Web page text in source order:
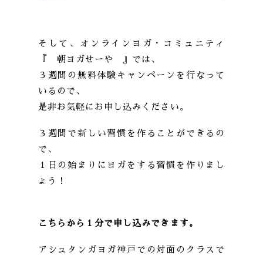
そして、オンラインヨガ・コミュニティ
『 朝ヨガせーや 』では、
３週間の無料体験キャンペーンを行なって
いるので、
是非お気軽にお申し込みください。
３週間で新しい習慣を作ることができるの
で、
１日の始まりにヨガをする習慣を作りまし
ょう！
こちらから１分で申し込みできます。
アシュタンガヨガ神戸での対面のクラスで